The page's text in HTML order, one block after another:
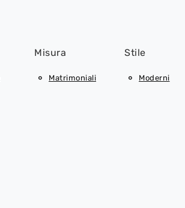
Misura
Matrimoniali
Stile
Moderni